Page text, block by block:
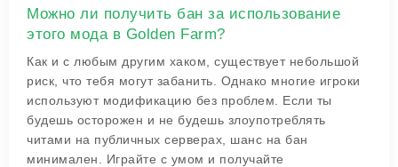
Можно ли получить бан за использование
этого мода в Golden Farm?
Как и с любым другим хаком, существует небольшой
риск, что тебя могут забанить. Однако многие игроки
используют модификацию без проблем. Если ты
будешь осторожен и не будешь злоупотреблять
читами на публичных серверах, шанс на бан
минимален. Играйте с умом и получайте